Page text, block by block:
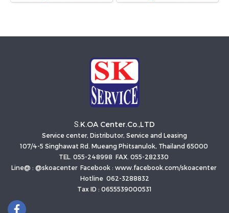
S. K.OA Center.Co.,LTD
Service center, Distributor, Service and Leasing
107/4-5 Singhawat Rd. Mueang Phitsanulok, Thailand 65000
TEL. 055-248998 FAX. 055-282330
Line@ : @skoacenter Facebook : www.facebook.com/skoacenter
Hotline 062-3288832
Tax ID : 0655539000531